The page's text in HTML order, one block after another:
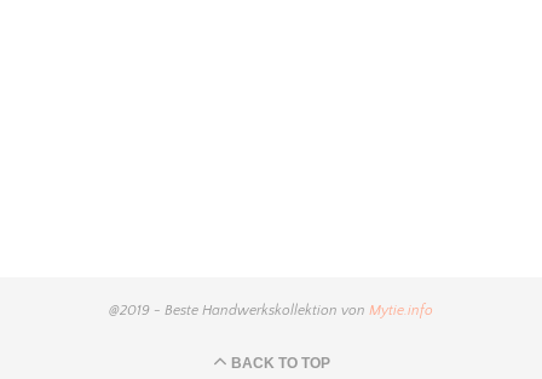
@2019 - Beste Handwerkskollektion von Mytie.info
BACK TO TOP